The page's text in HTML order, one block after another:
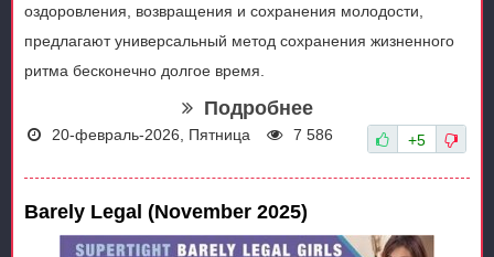
оздоровления, возвращения и сохранения молодости,
предлагают универсальный метод сохранения жизненного
ритма бесконечно долгое время.
Подробнее
20-февраль-2026, Пятница 7 586 +5
Barely Legal (November 2025)